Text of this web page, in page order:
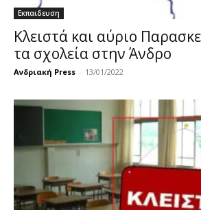
Εκπαιδευση
Κλειστά και αύριο
τα σχολεία στην Άνδρο
Ανδριακή Press - 13/01/2022